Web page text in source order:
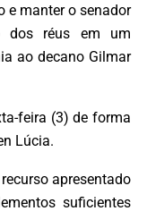
e manter o senador
dos réus em um
ao decano Gilmar
feira (3) de forma
Lúcia.
apresentado
suficientes